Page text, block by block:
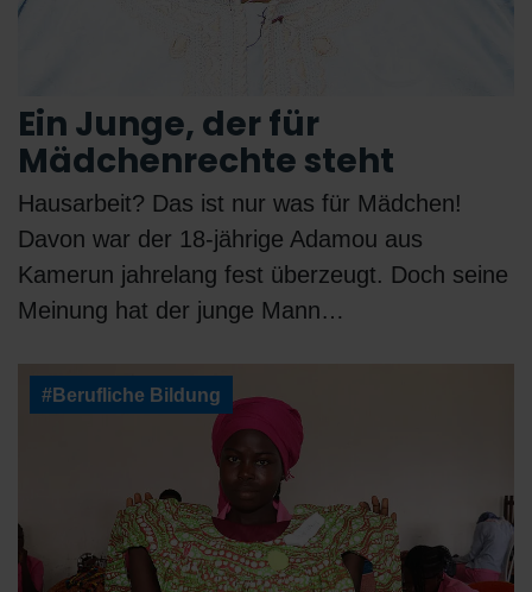
Ein Junge, der für
Mädchenrechte steht
Hausarbeit? Das ist nur was für Mädchen!
Davon war der 18-jährige Adamou aus
Kamerun jahrelang fest überzeugt. Doch seine
Meinung hat der junge Mann…
#Berufliche Bildung